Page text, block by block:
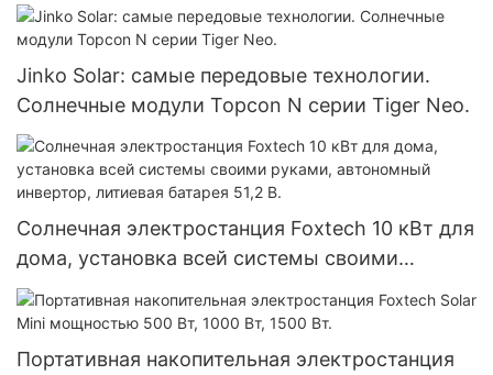
отдыха на природе.
Jinko Solar: самые передовые технологии.
Солнечные модули Topcon N серии Tiger Neo.
Солнечная электростанция Foxtech 10 кВт для
дома, установка всей системы своими
руками, автономный инвертор, литиевая
батарея 51,2 В.
Портативная накопительная электростанция